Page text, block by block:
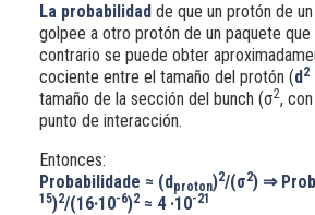
La probabilidad de que un protón de
golpee a otro protón de un paquete que
contrario se puede obter
cociente entre el tamaño del protón (d2
tamaño de la sección del bunch (σ2, con
punto de interacción.
Entonces:
Probabilidade ≈ (dproton)2/(σ2) ⇒
15)2/(16·10-6)2 ≈ 4 ·10-21